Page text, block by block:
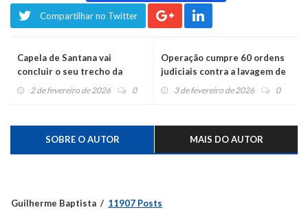
Compartilhar no Twitter
Capela de Santana vai
concluir o seu trecho da
Transaçoriana
2 de fevereiro de 2026 0
Operação cumpre 60 ordens
judiciais contra a lavagem de
dinheiro
3 de fevereiro de 2026 0
SOBRE O AUTOR MAIS DO AUTOR
Guilherme Baptista 11907 Posts